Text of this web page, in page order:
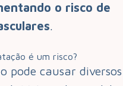
o risco de
.
é um risco?
pode causar diversos